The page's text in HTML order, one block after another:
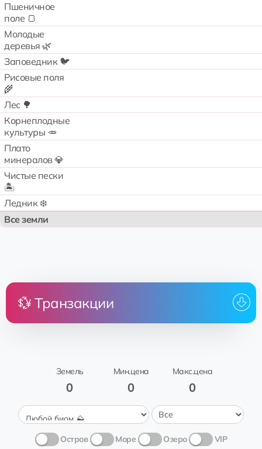
Пшеничное
поле 🍞
Молодые
деревья 🌿
Заповедник 🐦
Рисовые поля
🌾
Лес 🌳
Корнеплодные
культуры 🥕
Плато
минералов 💎
Чистые пески
🏝️
Ледник ❄️
Все земли
💱 Транзакции
Земель
0
Мин.цена
0
Макс.цена
0
Остров Море Озеро VIP